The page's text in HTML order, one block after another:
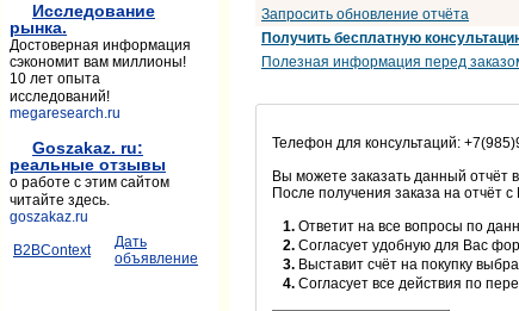
Запросить обновление отчёта
Получить бесплатную
Полезная информация перед
Телефон для консультаций:
Вы можете заказать данный
После получения заказа на отчёт
1. Ответит на все вопросы по
2. Согласует удобную для Вас
3. Выставит счёт на покупку
4. Согласует все действия по
Исследование
рынка.
Достоверная информация
сэкономит вам миллионы!
10 лет опыта
исследований!
megaresearch.ru
Goszakaz. ru:
реальные отзывы
о работе с этим сайтом
читайте здесь.
goszakaz.ru
B2BContext
Дать
объявление